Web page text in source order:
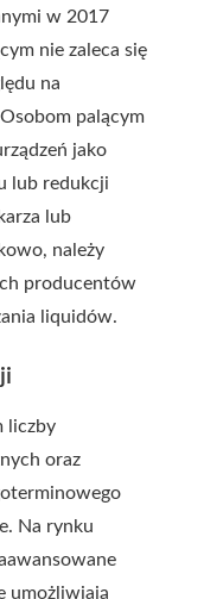
w 2017
nie zaleca się
na
palącym
jako
lub redukcji
lub
należy
producentów
liquidów.
liczby
oraz
Na rynku
umożliwiają